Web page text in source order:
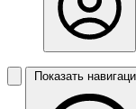
Показать